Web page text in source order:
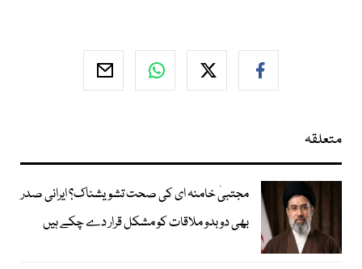
متعلقہ
مجتبیٰ خامنہ ای کی صحت تشویشناک؟ ایرانی صدر
بھی دوبدو ملاقات کو مشکل قرار دے چکے ہیں